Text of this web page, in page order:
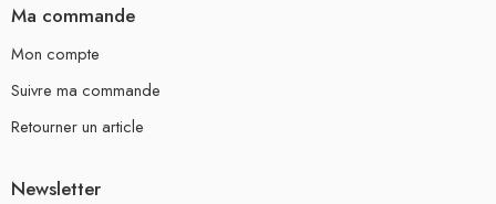
Ma commande
Mon compte
Suivre ma commande
Retourner un article
Newsletter